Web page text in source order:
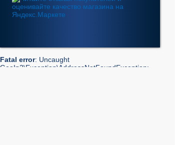
Fatal error: Uncaught
GeoIp2\Exception\AddressNotFoundException: